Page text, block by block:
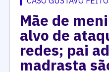
O delicioso
Tilápia com
representar
do concurso